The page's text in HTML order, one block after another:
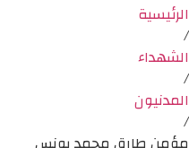
الرئيسية
/
الشهداء
/
المدنيون
/